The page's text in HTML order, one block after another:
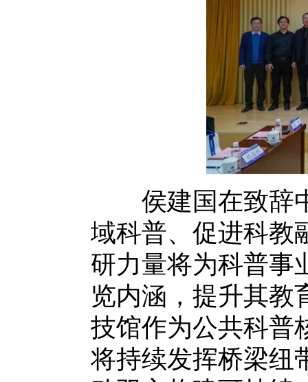
侯建国在致辞中
域科普、促进科教
研力量将为科普事
览内涵，提升其教
技馆作为公共科普
将持续发挥桥梁纽